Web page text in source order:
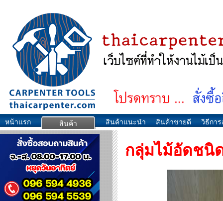
หน้าแรก สินค้า สินค้าแนะนำ สินค้าขายดี วิธีกา
กลุ่มไม้อัดชนิ